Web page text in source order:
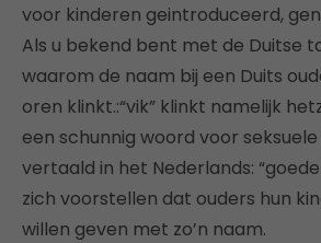
voor kinderen geintroduceerd,
Als u bekend bent met de Duitse
waarom de naam bij een Duits
oren klinkt.:“vik” klinkt namelijk
een schunnig woord voor
vertaald in het Nederlands:
zich voorstellen dat ouders hun
willen geven met zo’n naam.